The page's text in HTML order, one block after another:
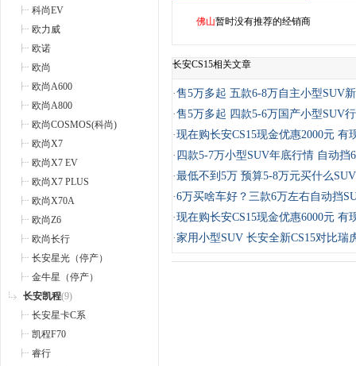
科尚EV
欧力威
欧诺
欧尚
欧尚A600
欧尚A800
欧尚COSMOS(科尚)
欧尚X7
欧尚X7 EV
欧尚X7 PLUS
欧尚X70A
欧尚Z6
欧尚长行
长安星光（停产）
金牛星（停产）
长安凯程(9)
长安星卡C系
凯程F70
睿行
佛山暂时没有推荐的经销商
长安CS15相关文章
·售5万多起 五款6-8万自主小型SUV
·售5万多起 四款5-6万国产小型SUV
·现在购长安CS15现金优惠2000元 有
· 四款5-7万小型SUV年底行情 自动挡
·最低不到5万 预算5-8万元买什么
·6万买啥车好？三款6万左右自动挡
·现在购长安CS15现金优惠6000元 有
·家用小型SUV 长安全新CS15对比瑞